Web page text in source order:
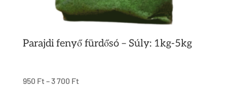
Parajdi fenyő fürdősó – Súly: 1kg-5kg
950 Ft –3 700 Ft